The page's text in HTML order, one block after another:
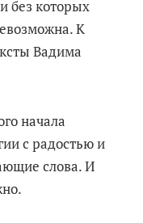
без которых
К
Вадима
начала
с радостью и
слова. И